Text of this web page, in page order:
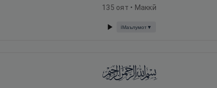
135 оят • Маккӣ
ℹ️Маълумот▼